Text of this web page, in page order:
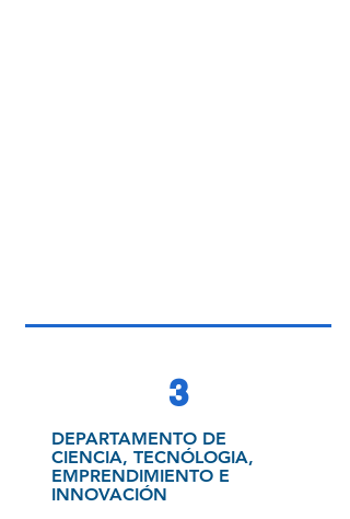
3
DEPARTAMENTO DE
CIENCIA, TECNÓLOGIA,
EMPRENDIMIENTO E
INNOVACIÓN